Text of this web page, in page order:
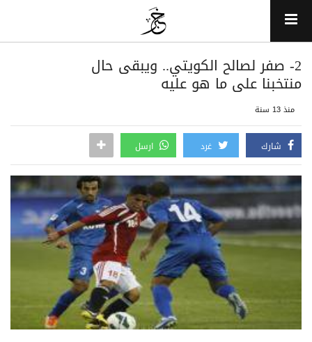
2- صفر لصالح الكويتي.. ويبقى حال
منتخبنا على ما هو عليه
منذ 13 سنة
شارك غرد ارسل